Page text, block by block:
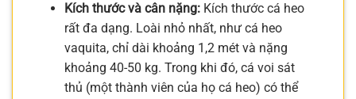
Kích thước và cân nặng:Kích thước cá heo
rất đa dạng. Loài nhỏ nhất, như cá heo
vaquita, chỉ dài khoảng 1,2 mét và nặng
khoảng 40-50 kg. Trong khi đó, cá voi sát
thủ (một thành viên của họ cá heo) có thể